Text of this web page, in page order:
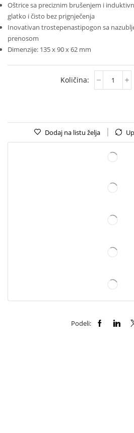
Oštrice sa preciznim brušenjem i
glatko i čisto bez prignječenja
Inovativan trostepenastipogon sa
prenosom
Dimenzije: 135 x 90 x 62 mm
Dodaj na listu želja
Podeli: